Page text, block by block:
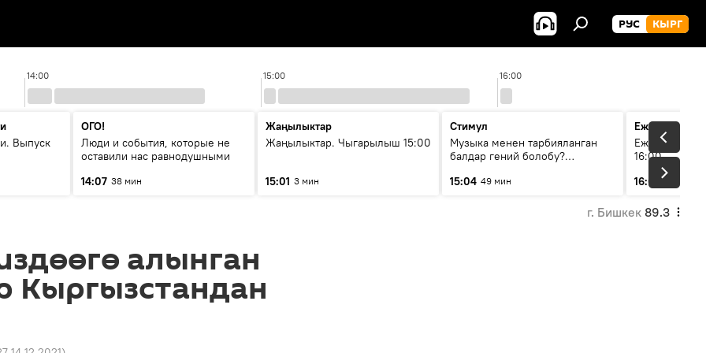
РУС КЫРГ
14:00 15:00 16:00
Выпуск
ОГО!
Люди и события, которые не
оставили нас равнодушными
14:07 38 мин
Жаңылыктар
Жаңылыктар. Чыгарылыш 15:00
15:01 3 мин
Стимул
Музыка менен тарбияланган
балдар гений болобу?
музыканын орду
15:04 49 мин
Ежедневные
Ежедневные
16:00
16:01
3 мин
г. Бишкек 89.3
алынган